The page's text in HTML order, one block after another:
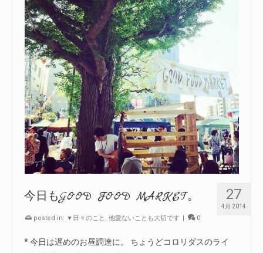
27
4月 2014
今日もGOOD FOOD MARKET。
posted in: ▼日々のこと , 他愛ないことも大切です | 0
* 今日は遅めのお昼調達に。 ちょうどコロリダスのライ